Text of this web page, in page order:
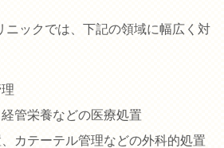
ニックでは、下記の領域に幅広く対
管栄養などの医療処置
カテーテル管理などの外科的処置